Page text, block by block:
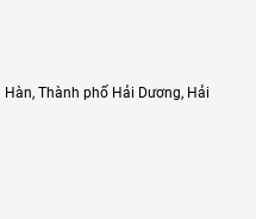
Thành phố Hải Dương, Hải